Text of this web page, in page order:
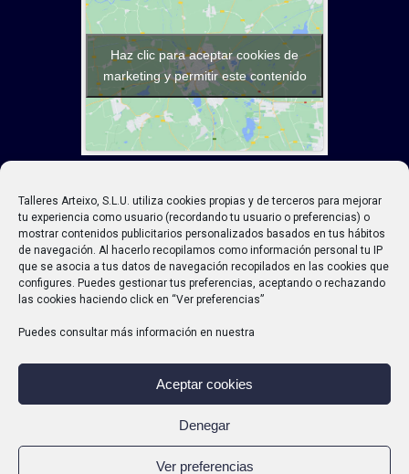
Talleres Arteixo, S.L.U. utiliza cookies propias y de terceros para mejorar
tu experiencia como usuario (recordando tu usuario o preferencias) o
mostrar contenidos publicitarios personalizados basados en tus hábitos
de navegación. Al hacerlo recopilamos como información personal tu IP
que se asocia a tus datos de navegación recopilados en las cookies que
configures. Puedes gestionar tus preferencias, aceptando o rechazando
las cookies haciendo click en “Ver preferencias”
Puedes consultar más información en nuestra
Aceptar cookies
Denegar
Ver preferencias
Haz clic para aceptar cookies de
marketing y permitir este contenido
PROTECCIÓN DE DATOS
AVISO
LEGAL
CONDICIONES
Copyright © 2021 Talleres Arteixo. Todos